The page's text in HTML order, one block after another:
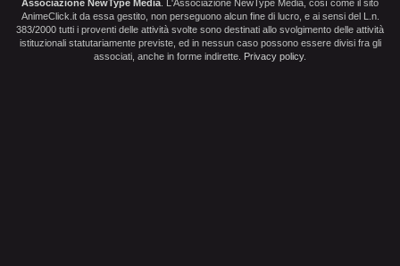
Associazione NewType Media . L'Associazione NewType Media, così come il sito
AnimeClick.it da essa gestito, non perseguono alcun fine di lucro, e ai sensi del L.n.
383/2000 tutti i proventi delle attività svolte sono destinati allo svolgimento delle attività
istituzionali statutariamente previste, ed in nessun caso possono essere divisi fra gli
associati, anche in forme indirette. Privacy policy.